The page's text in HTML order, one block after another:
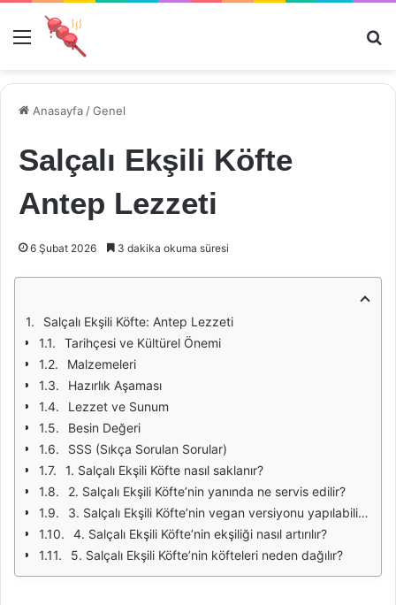
Menü
Anasayfa /Genel
Salçalı Ekşili Köfte
Antep Lezzeti
6 Şubat 2026 3 dakika okuma süresi
Salçalı Ekşili Köfte: Antep Lezzeti
Tarihçesi ve Kültürel Önemi
Malzemeleri
Hazırlık Aşaması
Lezzet ve Sunum
Besin Değeri
SSS (Sıkça Sorulan Sorular)
1. Salçalı Ekşili Köfte nasıl saklanır?
2. Salçalı Ekşili Köfte’nin yanında ne servis edilir?
3. Salçalı Ekşili Köfte’nin vegan versiyonu yapılabilir mi?
4. Salçalı Ekşili Köfte’nin ekşiliği nasıl artırılır?
5. Salçalı Ekşili Köfte’nin köfteleri neden dağılır?